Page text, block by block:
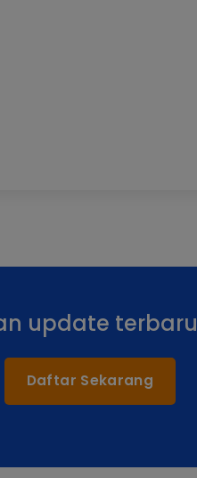
update terbaru
Daftar Sekarang